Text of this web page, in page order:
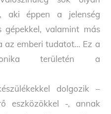
aki éppen a jelenség
valamint más
az emberi tudatot… Ez a
területén a
dolgozik –
eszközökkel -, annak